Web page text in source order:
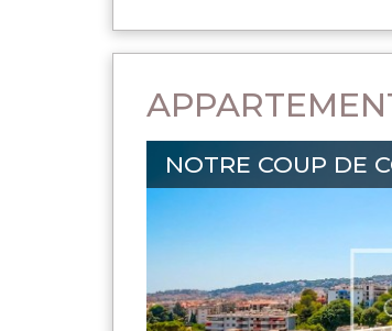
NOTRE COUP DE